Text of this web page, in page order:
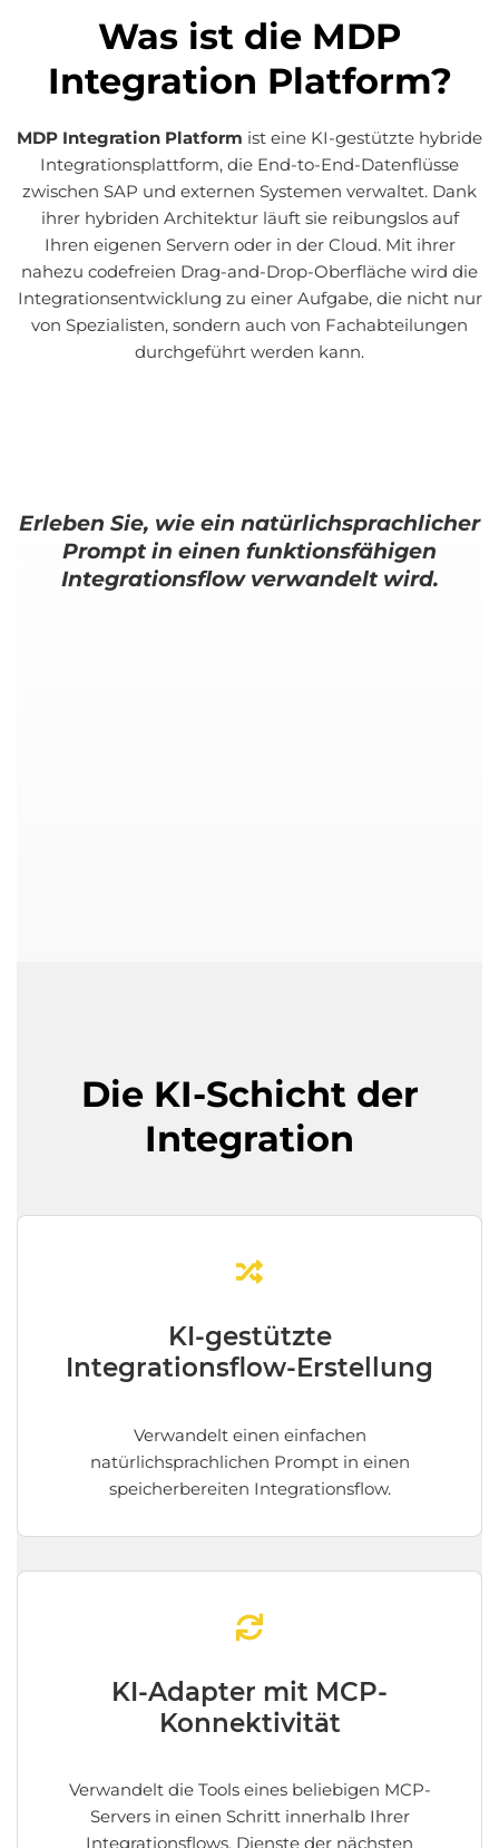
Was ist die MDP
Integration Platform?
MDP Integration Platform ist eine KI-gestützte hybride
Integrationsplattform, die End-to-End-Datenflüsse
zwischen SAP und externen Systemen verwaltet. Dank
ihrer hybriden Architektur läuft sie reibungslos auf
Ihren eigenen Servern oder in der Cloud. Mit ihrer
nahezu codefreien Drag-and-Drop-Oberfläche wird die
Integrationsentwicklung zu einer Aufgabe, die nicht nur
von Spezialisten, sondern auch von Fachabteilungen
durchgeführt werden kann.
Erleben Sie, wie ein natürlichsprachlicher
Prompt in einen funktionsfähigen
Integrationsflow verwandelt wird.
Die KI-Schicht der
Integration
KI-gestützte
Integrationsflow-Erstellung
Verwandelt einen einfachen
natürlichsprachlichen Prompt in einen
speicherbereiten Integrationsflow.
KI-Adapter mit MCP-
Konnektivität
Verwandelt die Tools eines beliebigen MCP-
Servers in einen Schritt innerhalb Ihrer
Integrationsflows. Dienste der nächsten